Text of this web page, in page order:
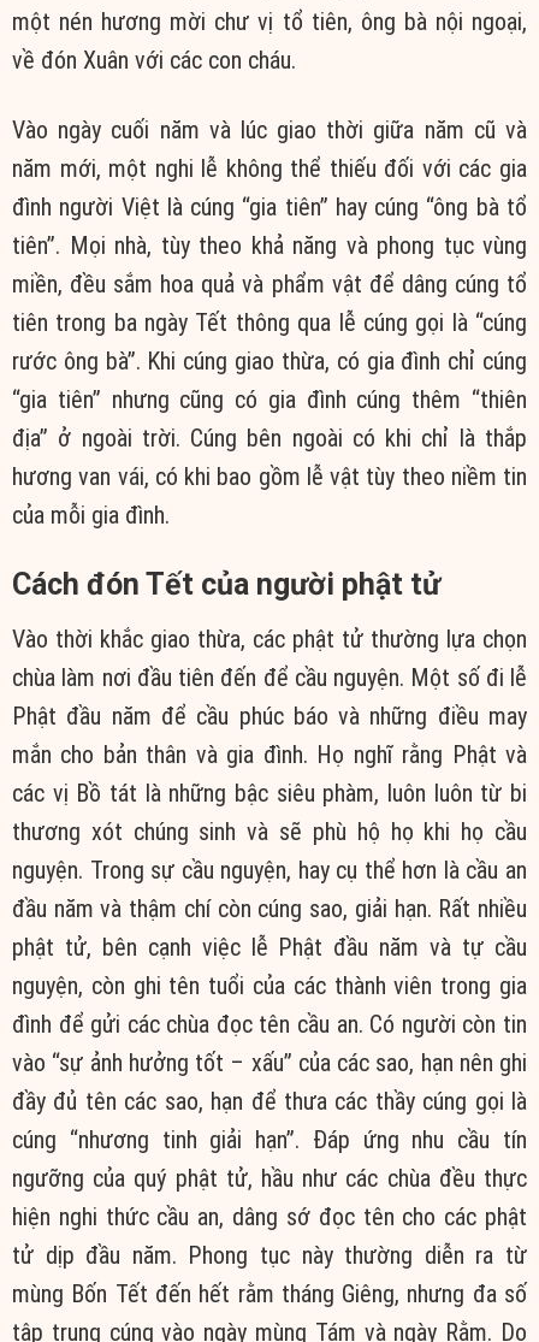
một nén hương mời chư vị tổ tiên, ông bà nội ngoại,
về đón Xuân với các con cháu.
Vào ngày cuối năm và lúc giao thời giữa năm cũ và
năm mới, một nghi lễ không thể thiếu đối với các gia
đình người Việt là cúng “gia tiên” hay cúng “ông bà tổ
tiên”. Mọi nhà, tùy theo khả năng và phong tục vùng
miền, đều sắm hoa quả và phẩm vật để dâng cúng tổ
tiên trong ba ngày Tết thông qua lễ cúng gọi là “cúng
rước ông bà”. Khi cúng giao thừa, có gia đình chỉ cúng
“gia tiên” nhưng cũng có gia đình cúng thêm “thiên
địa” ở ngoài trời. Cúng bên ngoài có khi chỉ là thắp
hương van vái, có khi bao gồm lễ vật tùy theo niềm tin
của mỗi gia đình.
Cách đón Tết của người phật tử
Vào thời khắc giao thừa, các phật tử thường lựa chọn
chùa làm nơi đầu tiên đến để cầu nguyện. Một số đi lễ
Phật đầu năm để cầu phúc báo và những điều may
mắn cho bản thân và gia đình. Họ nghĩ rằng Phật và
các vị Bồ tát là những bậc siêu phàm, luôn luôn từ bi
thương xót chúng sinh và sẽ phù hộ họ khi họ cầu
nguyện. Trong sự cầu nguyện, hay cụ thể hơn là cầu an
đầu năm và thậm chí còn cúng sao, giải hạn. Rất nhiều
phật tử, bên cạnh việc lễ Phật đầu năm và tự cầu
nguyện, còn ghi tên tuổi của các thành viên trong gia
đình để gửi các chùa đọc tên cầu an. Có người còn tin
vào “sự ảnh hưởng tốt – xấu” của các sao, hạn nên ghi
đầy đủ tên các sao, hạn để thưa các thầy cúng gọi là
cúng “nhương tinh giải hạn”. Đáp ứng nhu cầu tín
ngưỡng của quý phật tử, hầu như các chùa đều thực
hiện nghi thức cầu an, dâng sớ đọc tên cho các phật
tử dịp đầu năm. Phong tục này thường diễn ra từ
mùng Bốn Tết đến hết rằm tháng Giêng, nhưng đa số
tập trung cúng vào ngày mùng Tám và ngày Rằm. Do